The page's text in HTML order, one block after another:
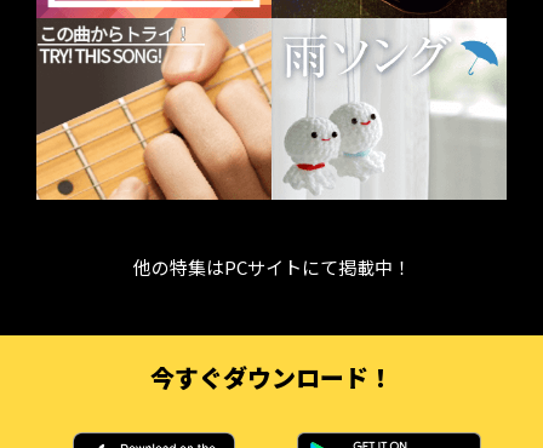
他の特集はPCサイトにて掲載中！
今すぐダウンロード！